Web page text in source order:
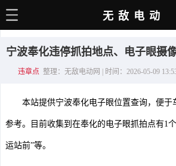
电动百科
选车推荐
无敌电动
宁波奉化违停抓拍地点、电子眼摄
违章点 整理：无敌电动网 | 时间：2026-05-09
本站提供宁波奉化电子眼位置查询，便于
参考。目前收集到在奉化的电子眼抓拍点有1
运站前”等。